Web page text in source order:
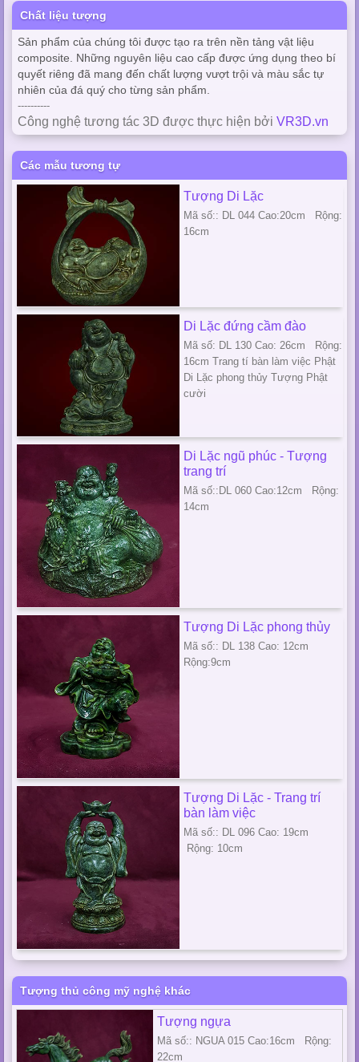
Chất liệu tượng
Sản phẩm của chúng tôi được tạo ra trên nền tảng vật liệu
composite. Những nguyên liệu cao cấp được ứng dụng theo bí
quyết riêng đã mang đến chất lượng vượt trội và màu sắc tự
nhiên của đá quý cho từng sản phẩm.
----------
Công nghệ tương tác 3D được thực hiện bởi VR3D.vn
Các mẫu tương tự
Tượng Di Lặc
Mã số:: DL 044 Cao:20cm Rộng:
16cm
Di Lặc đứng cầm đào
Mã số: DL 130 Cao: 26cm Rộng:
16cm Trang tí bàn làm việc Phật
Di Lặc phong thủy Tượng Phật
cười
Di Lặc ngũ phúc - Tượng
trang trí
Mã số::DL 060 Cao:12cm Rộng:
14cm
Tượng Di Lặc phong thủy
Mã số:: DL 138 Cao: 12cm
Rộng:9cm
Tượng Di Lặc - Trang trí
bàn làm việc
Mã số:: DL 096 Cao: 19cm
Rộng: 10cm
Tượng thủ công mỹ nghệ khác
Tượng ngựa
Mã số:: NGUA 015 Cao:16cm Rộng:
22cm